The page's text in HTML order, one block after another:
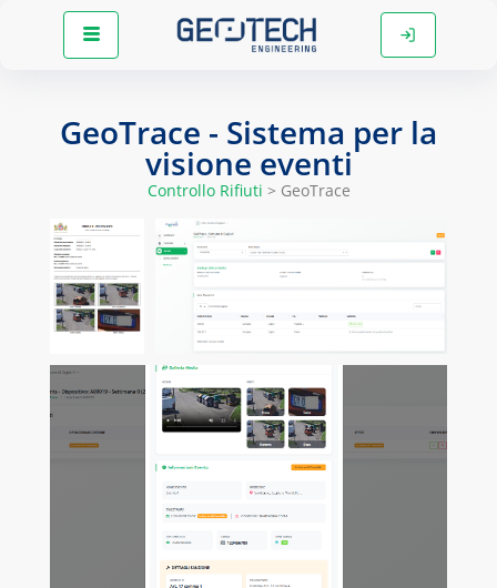
GeoTrace - Sistema per la
visione eventi
Controllo Rifiuti > GeoTrace